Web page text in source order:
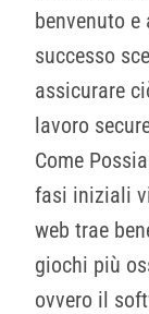
benvenuto
successo
assicurare
lavoro
Come
fasi iniziali
web trae
giochi più
ovvero il